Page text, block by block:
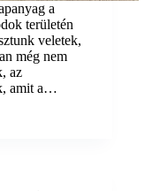
a
területén
veletek,
még nem
az
amit a…